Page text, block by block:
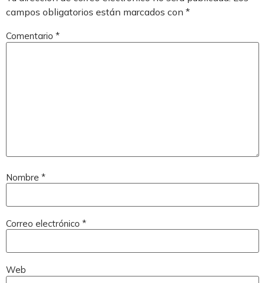
campos obligatorios están marcados con *
Comentario *
Nombre *
Correo electrónico *
Web